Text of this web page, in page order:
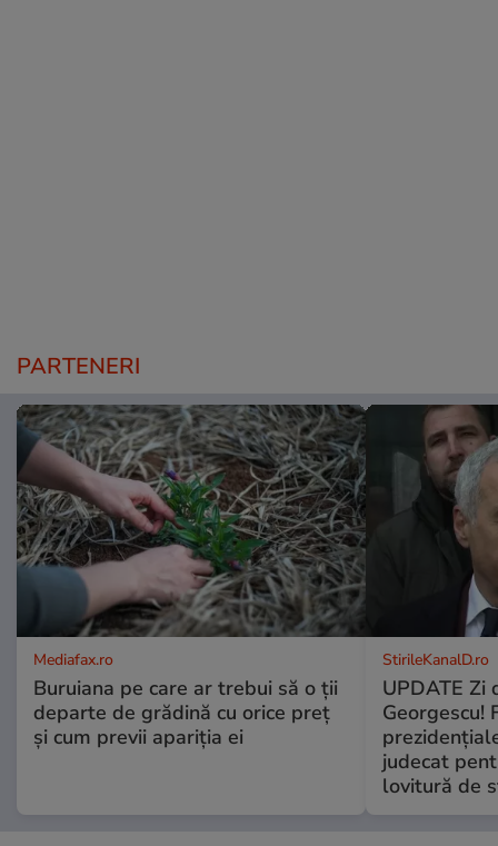
PARTENERI
Mediafax.ro
Buruiana pe care ar trebui să o ții
departe de grădină cu orice preț
și cum previi apariția ei
StirileKanalD.ro
UPDATE Zi
Georgescu!
judecat
lovitură de